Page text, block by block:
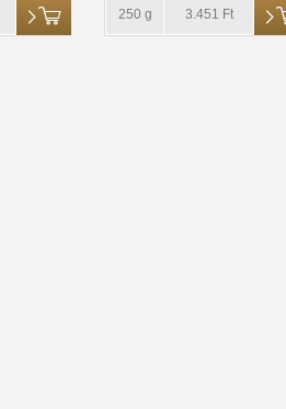
250 g 3.451 Ft